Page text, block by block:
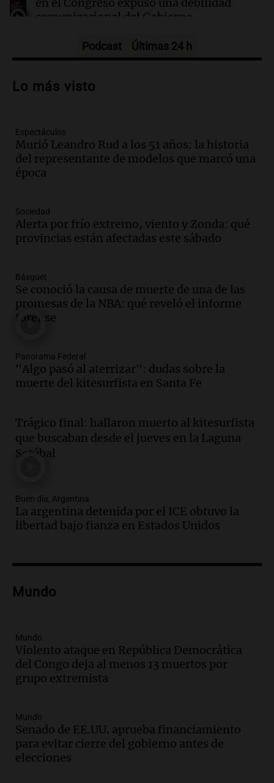
Tapia tras la muerte del padre de Messi
en el Congreso expuso una debilidad
comunicacional del Gobierno
Audio.Casabindo se prepara para una
tradicional Toreo de la Vincha
Audio.
"Tres hombres se lo llevaron para
hacerle preguntas y nunca regresó"
Una mañana para todos
Audio.
metros del río Suquía y retiraron hasta
800 kilos de basura por jornada
Audio.La historia de la servilleta que
firmó Jorge Messi para el primer
contrato de Leo con Barcelona
Una mañana para todos
Audio.Joan Gaspart: "Sin Jorge, no sé si
Messi hubiera llegado adonde llegó"
Una mañana para todos
Audio.El orgullo y el sueño argentino de
Jorge Messi en una entrevista con Rony
Vargas en 2007
Audio.El abuelo de Agostina Vega, tras
las nuevas detenciones: "En esa casa
todos tenían algo que ver"
del desayuno ideal: qué alimentos
Audio. Murió Jorge Messi
Una mañana para todos
Audio.
Mateo, a los 25 años, lucha
contra el tiempo: necesita un trasplante
para poder seguir viviend
Una mañana para todos
Podcast Últimas 24 h
Lo más visto
Espectáculos
Murió Leandro Rud a los 51 años: la historia
del representante de modelos que marcó una
época
Sociedad
Alerta por frío extremo, viento y Zonda: qué
provincias están afectadas este sábado
Básquet
Se conoció la causa de muerte de una de las
promesas de la NBA: qué reveló el informe
forense
Panorama Federal
"Algo pasó al aterrizar": dudas sobre la
muerte del kitesurfista en Santa Fe
Trágico final: hallaron muerto al kitesurfista
que buscaban desde el jueves en la Laguna
Setúbal
Buen día, Argentina
La argentina detenida por el ICE obtuvo la
libertad bajo fianza en Estados Unidos
Mundo
Mundo
Violento ataque en República Democrática
del Congo deja al menos 13 muertos por
grupo extremista
Mundo
Senado de EE.UU. aprueba financiamiento
para evitar cierre del gobierno antes de
elecciones